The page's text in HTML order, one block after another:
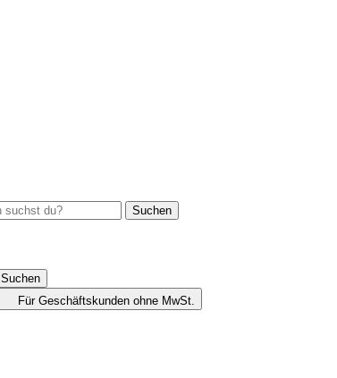
Suchen
Suchen
Für Geschäftskunden ohne MwSt.